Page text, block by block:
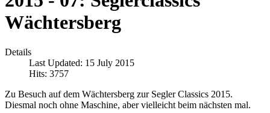
Wächtersberg
Details
Last Updated: 15 July 2015
Hits: 3757
Zu Besuch auf dem Wächtersberg zur Segler Classics 2015.
Diesmal noch ohne Maschine, aber vielleicht beim nächsten mal.